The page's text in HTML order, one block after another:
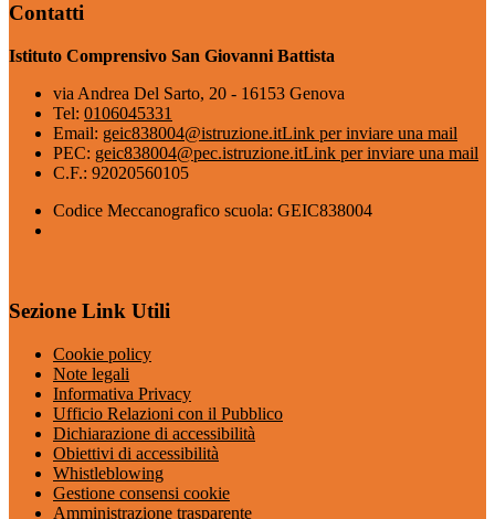
Contatti
Istituto Comprensivo San Giovanni Battista
via Andrea Del Sarto, 20 - 16153 Genova
Tel: 0106045331
Email: geic838004@istruzione.itLink per inviare una mail
PEC: geic838004@pec.istruzione.itLink per inviare una mail
C.F.: 92020560105
Codice Meccanografico scuola: GEIC838004
Sezione Link Utili
Cookie policy
Note legali
Informativa Privacy
Ufficio Relazioni con il Pubblico
Dichiarazione di accessibilità
Obiettivi di accessibilità
Whistleblowing
Gestione consensi cookie
Amministrazione trasparente